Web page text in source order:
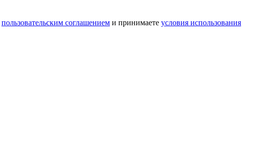
пользовательским соглашением и принимаете условия использования